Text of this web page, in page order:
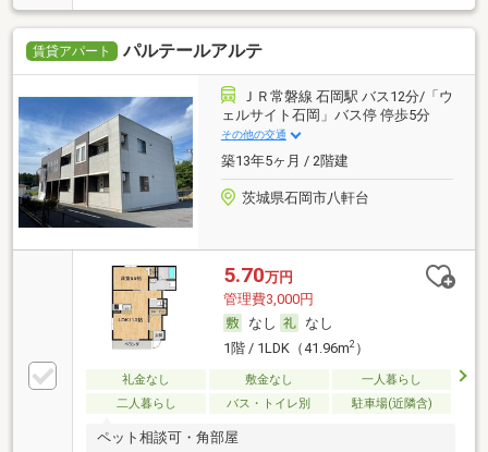
賃貸アパート パルテールアルテ
ＪＲ常磐線 石岡駅 バス12分/「ウ
ェルサイト石岡」バス停 停歩5分
その他の交通
築13年5ヶ月 / 2階建
茨城県石岡市八軒台
5.70万円
管理費3,000円
なし
なし
1階 / 1LDK（41.96m2）
礼金なし 敷金なし
一人暮らし
二人暮らし
バス・トイレ別 駐車場(近隣含)
ペット相談可・角部屋